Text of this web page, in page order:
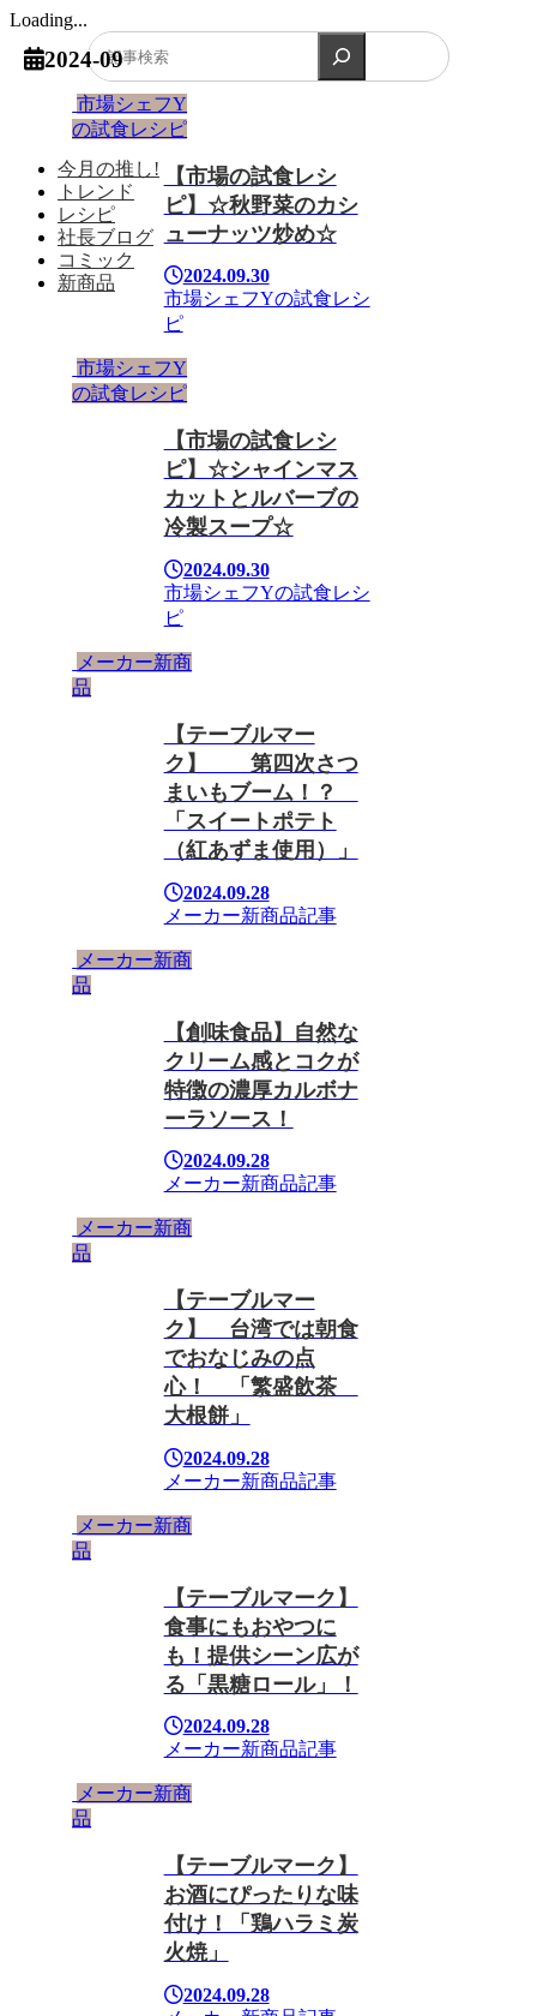
Loading...
今月の推し!
トレンド
レシピ
社長ブログ
コミック
新商品
2024-09
市場シェフY
の試食レシピ
【市場の試食レシ
ピ】☆秋野菜のカシ
ューナッツ炒め☆
2024.09.30
市場シェフYの試食レシ
ピ
市場シェフY
の試食レシピ
【市場の試食レシ
ピ】☆シャインマス
カットとルバーブの
冷製スープ☆
2024.09.30
市場シェフYの試食レシ
ピ
メーカー新商
品
【テーブルマー
ク】 第四次さつ
まいもブーム！？
「スイートポテト
（紅あずま使用）」
2024.09.28
メーカー新商品記事
メーカー新商
品
【創味食品】自然な
クリーム感とコクが
特徴の濃厚カルボナ
ーラソース！
2024.09.28
メーカー新商品記事
メーカー新商
品
【テーブルマー
ク】 台湾では朝食
でおなじみの点
心！ 「繁盛飲茶
大根餅」
2024.09.28
メーカー新商品記事
メーカー新商
品
【テーブルマーク】
食事にもおやつに
も！提供シーン広が
る「黒糖ロール」！
2024.09.28
メーカー新商品記事
メーカー新商
品
【テーブルマーク】
お酒にぴったりな味
付け！「鶏ハラミ炭
火焼」
2024.09.28